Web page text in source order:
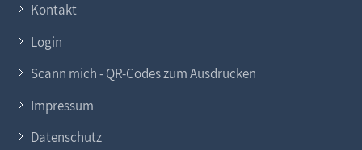
Kontakt
Login
Scann mich - QR-Codes zum Ausdrucken
Impressum
Datenschutz